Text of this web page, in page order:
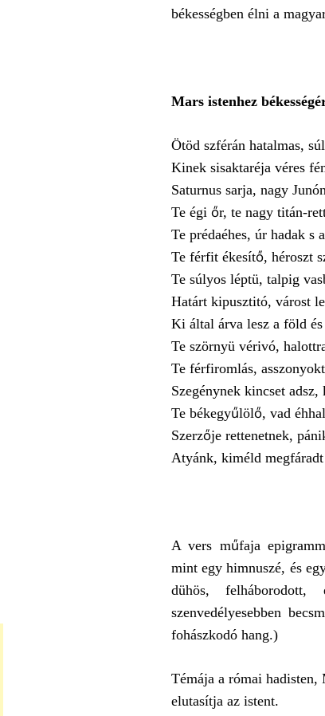
békességben élni a
Mars istenhez
Ötöd szférán hatalmas,
Kinek sisaktaréja véres
Saturnus sarja, nagy
Te égi őr, te nagy titán-
Te prédaéhes, úr hadak s
Te férfit ékesítő, héroszt
Te súlyos léptü, talpig
Határt kipusztitó, várost
Ki által árva lesz a föld
Te szörnyü vérivó,
Te férfiromlás,
Szegénynek kincset
Te békegyűlölő, vad
Szerzője rettenetnek,
Atyánk, kiméld megfáradt
A vers műfaja
mint egy himnuszé, és
dühös, felháborodott,
szenvedélyesebben
fohászkodó hang.)
Témája a római
elutasítja az istent.